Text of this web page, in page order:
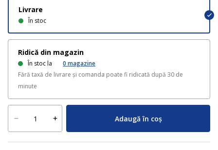
Livrare
În stoc
Ridică din magazin
În stoc la 0 magazine
Fără taxă de livrare și comanda poate fi ridicată după 30 de
minute
Adaugă în coș